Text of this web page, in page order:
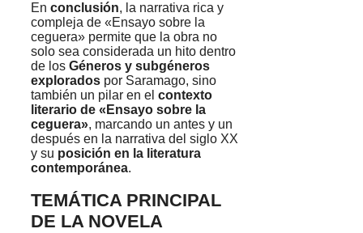
En conclusión, la narrativa rica y
compleja de «Ensayo sobre la
ceguera» permite que la obra no
solo sea considerada un hito dentro
de los Géneros y subgéneros
explorados por Saramago, sino
también un pilar en el contexto
literario de «Ensayo sobre la
ceguera», marcando un antes y un
después en la narrativa del siglo XX
y su posición en la literatura
contemporánea.
TEMÁTICA PRINCIPAL
DE LA NOVELA